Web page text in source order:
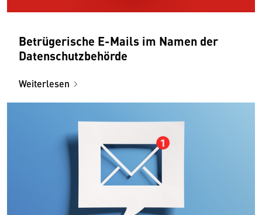
Betrügerische E-Mails im Namen der
Datenschutzbehörde
Weiterlesen